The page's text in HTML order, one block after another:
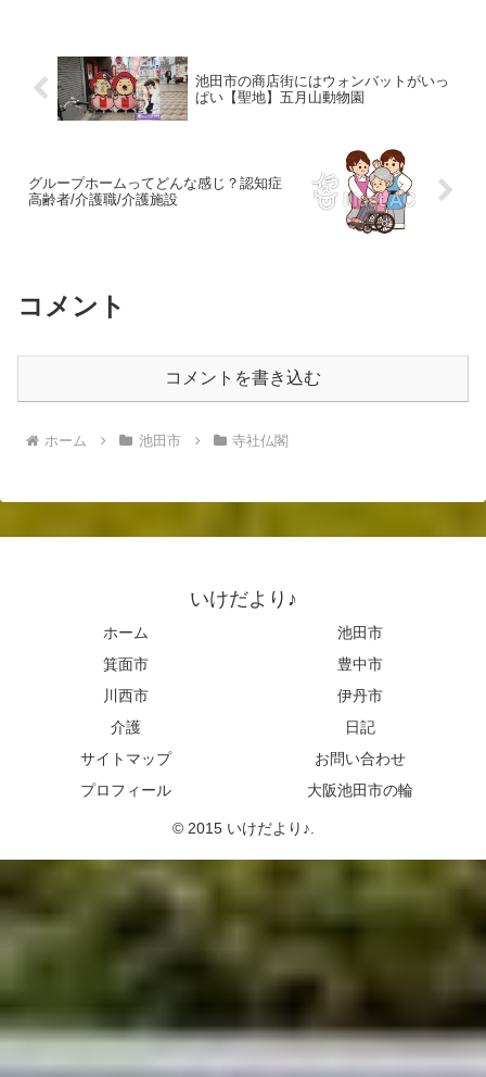
池田市の商店街にはウォンバットがいっ
ぱい【聖地】五月山動物園
グループホームってどんな感じ？認知症
高齢者/介護職/介護施設
コメント
コメントを書き込む
ホーム 池田市 寺社仏閣
いけだより♪
ホーム
池田市
箕面市
豊中市
川西市
伊丹市
介護
日記
サイトマップ
お問い合わせ
プロフィール
大阪池田市の輪
© 2015 いけだより♪.